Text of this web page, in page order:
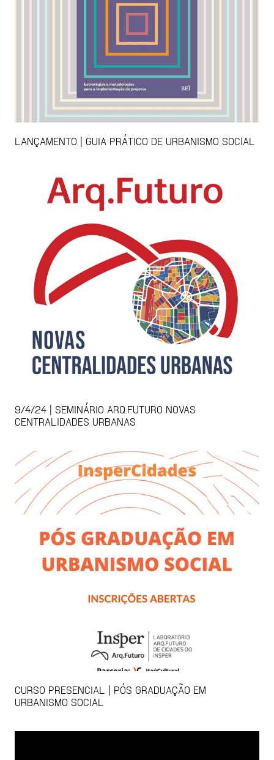
LANÇAMENTO | GUIA PRÁTICO DE URBANISMO SOCIAL
9/4/24 | SEMINÁRIO ARQ.FUTURO NOVAS
CENTRALIDADES URBANAS
CURSO PRESENCIAL | PÓS GRADUAÇÃO EM
URBANISMO SOCIAL